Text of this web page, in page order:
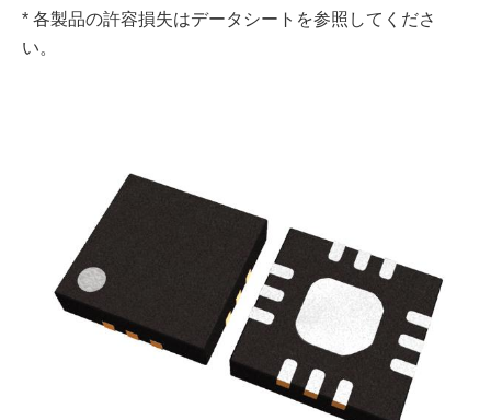
* 各製品の許容損失はデータシートを参照してくださ
い。